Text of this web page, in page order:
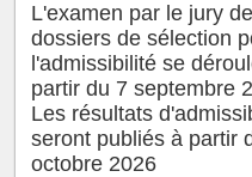
L'examen par le jury
dossiers de sélection
l'admissibilité se
partir du 7 septembre
Les résultats
seront publiés à partir
octobre 2026